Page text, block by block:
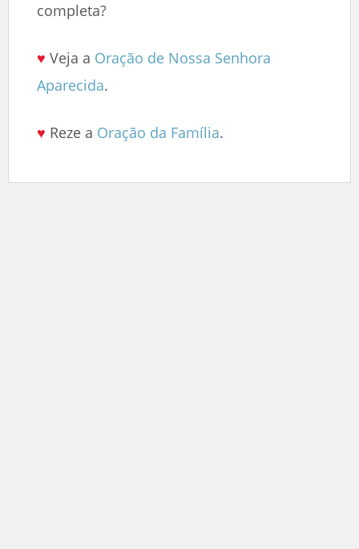
completa?
♥ Veja a Oração de Nossa Senhora
Aparecida.
♥ Reze a Oração da Família.